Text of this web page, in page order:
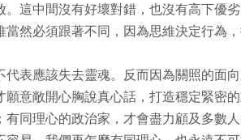
。這中間沒有好壞對錯，也沒有高下優
當然必須跟著不同，因為思維決定行為
代表應該失去靈魂。反而因為關照的面
願意敞開心胸說真心話，打造穩定緊密
有同理心的政治家，才會盡力顧及多數